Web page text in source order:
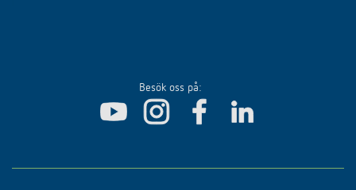
Besök oss på: